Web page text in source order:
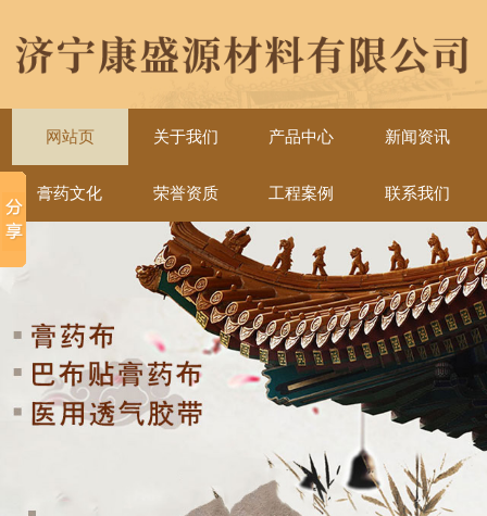
网站页 关于我们 产品中心 新闻资讯
膏药文化 荣誉资质 工程案例 联系我们